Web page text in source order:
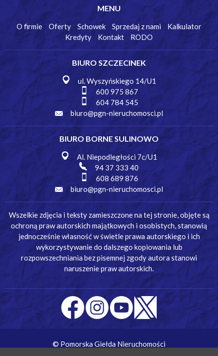
MENU
O firmie Oferty Schowek Sprzedaj z nami
Kalkulator
Kredyty
Kontakt RODO
BIURO SZCZECINEK
ul. Wyszyńskiego 14/U1
600 975 867
604 784 545
biuro@pgn-nieruchomosci.pl
BIURO BORNE SULINOWO
Al. Niepodległości 7c/U1
94 37 333 40
608 689 876
biuro@pgn-nieruchomosci.pl
Wszelkie zdjęcia i teksty zamieszczone na tej stronie, objęte są
ochroną praw autorskich majątkowych i osobistych, stanowią
jednocześnie własność w świetle prawa autorskiego i ich
wykorzystywanie do dalszego kopiowania lub
rozpowszechniania bez pisemnej zgody autora stanowi
naruszenie praw autorskich.
© Pomorska Giełda Nieruchomości